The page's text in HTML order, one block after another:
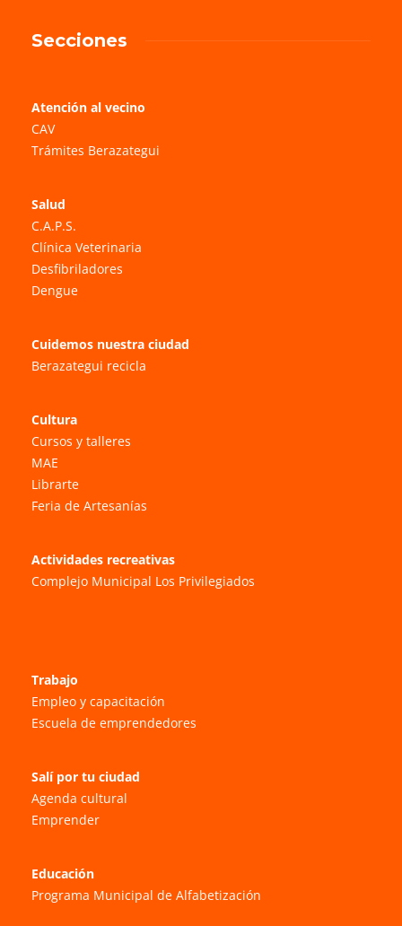
Secciones
Atención al vecino
CAV
Trámites Berazategui
Salud
C.A.P.S.
Clínica Veterinaria
Desfibriladores
Dengue
Cuidemos nuestra ciudad
Berazategui recicla
Cultura
Cursos y talleres
MAE
Librarte
Feria de Artesanías
Actividades recreativas
Complejo Municipal Los Privilegiados
Trabajo
Empleo y capacitación
Escuela de emprendedores
Salí por tu ciudad
Agenda cultural
Emprender
Educación
Programa Municipal de Alfabetización